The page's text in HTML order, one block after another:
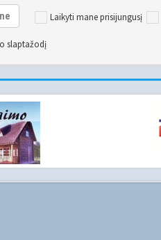
Laikyti mane prisijungusį
slaptažodį